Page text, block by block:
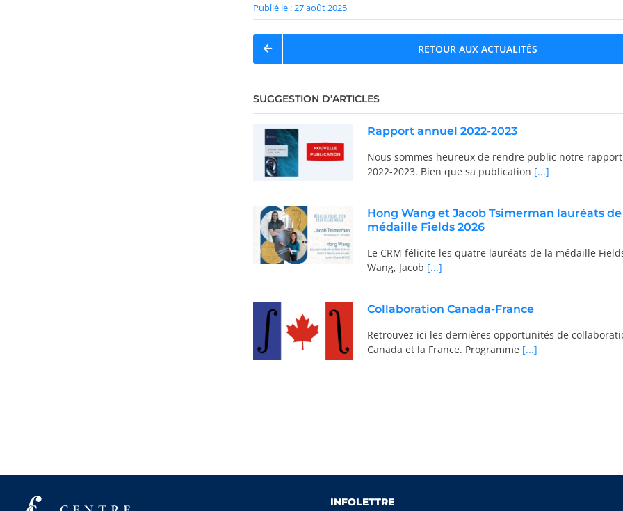
Publié le : 27 août 2025
RETOUR AUX ACTUALITÉS
SUGGESTION D’ARTICLES
Rapport annuel 2022-2023
Nous sommes heureux de rendre public notre
2022-2023. Bien que sa publication [...]
Hong Wang et Jacob Tsimerman lauréats de
médaille Fields 2026
Le CRM félicite les quatre lauréats de la médaille
Wang, Jacob [...]
Collaboration Canada-France
Retrouvez ici les dernières opportunités de
Canada et la France. Programme [...]
INFOLETTRE